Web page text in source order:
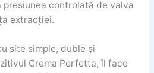
controlată de valva
extracției.
site simple, duble și
Crema Perfetta, îl face